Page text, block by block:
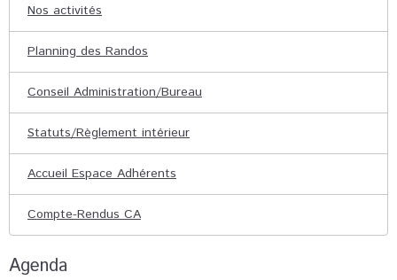
Nos activités
Planning des Randos
Conseil Administration/Bureau
Statuts/Règlement intérieur
Accueil Espace Adhérents
Compte-Rendus CA
Agenda